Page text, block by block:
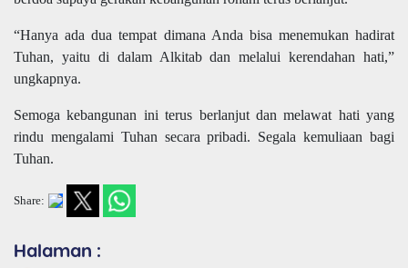
“Hanya ada dua tempat dimana Anda bisa menemukan hadirat
Tuhan, yaitu di dalam Alkitab dan melalui kerendahan hati,”
ungkapnya.
Semoga kebangunan ini terus berlanjut dan melawat hati yang
rindu mengalami Tuhan secara pribadi. Segala kemuliaan bagi
Tuhan.
Share:
Halaman :